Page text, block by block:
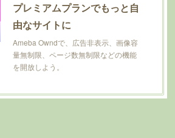
プレミアムプランでもっと自
由なサイトに
Ameba Owndで、広告非表示、画像容
量無制限、ページ数無制限などの機能
を開放しよう。